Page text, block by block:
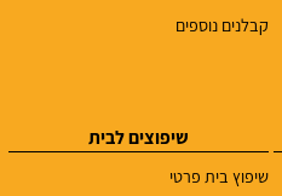
קבלנים נוספים
שיפוצים לבית
שיפוץ בית פרטי